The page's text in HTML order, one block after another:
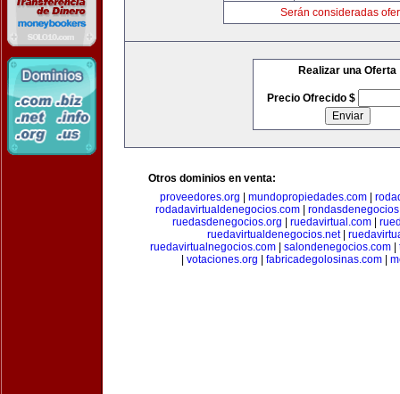
Serán consideradas
Realizar una Oferta
Precio Ofrecido $
Otros dominios en venta:
proveedores.org
mundopropiedades.com|
rodadavirtualdenegocios.com|
ruedasdenegocios.org
ruedavirtual.com|
ruedavirtualdenegocios.net|
ruedavirtualnegocios.com| salondenegocios.com|
votaciones.org fabricadegolosinas.com